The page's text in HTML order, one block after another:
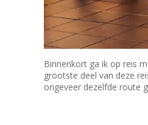
Binnenkort ga ik op reis
grootste deel van deze
ongeveer dezelfde route